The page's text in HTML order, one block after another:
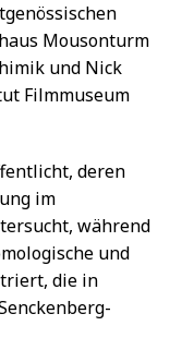
Mousonturm
und Nick
Filmmuseum
deren
im
während
und
die in